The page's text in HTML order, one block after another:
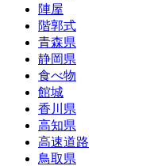
陣屋
階郭式
青森県
静岡県
食べ物
館城
香川県
高知県
高速道路
鳥取県